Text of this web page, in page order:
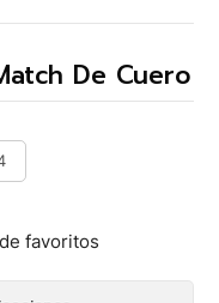
De Cuero
favoritos